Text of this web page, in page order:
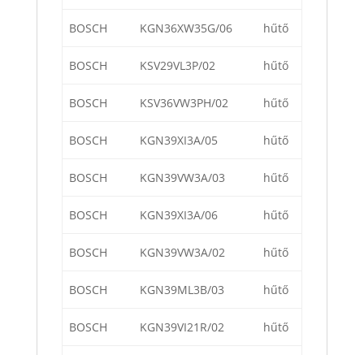
BOSCH KGN36XW35G/06 hűtő
BOSCH KSV29VL3P/02 hűtő
BOSCH KSV36VW3PH/02 hűtő
BOSCH KGN39XI3A/05 hűtő
BOSCH KGN39VW3A/03 hűtő
BOSCH KGN39XI3A/06 hűtő
BOSCH KGN39VW3A/02 hűtő
BOSCH KGN39ML3B/03 hűtő
BOSCH KGN39VI21R/02 hűtő